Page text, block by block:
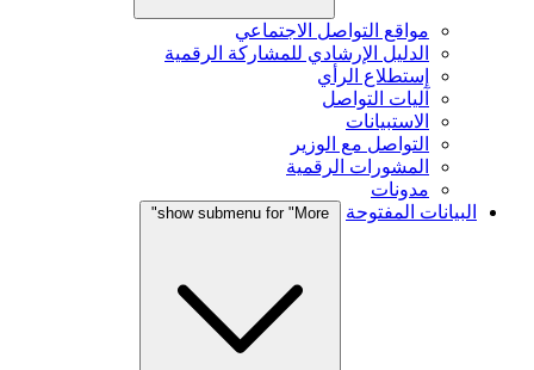
مواقع التواصل الاجتماعي
الدليل الإرشادي للمشاركة الرقمية
إستطلاع الرأي
آليات التواصل
الاستبيانات
التواصل مع الوزير
المشورات الرقمية
مدونات
البيانات المفتوحة
show submenu for "More"